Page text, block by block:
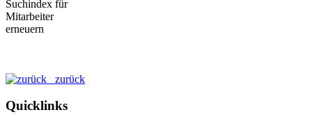
zurück
Quicklinks